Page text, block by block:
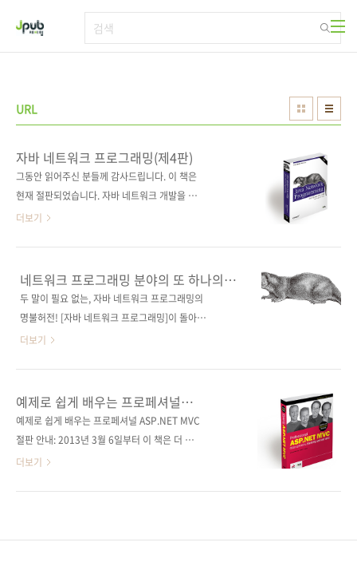
URL
자바 네트워크 프로그래밍(제4판)
그동안 읽어주신 분들께 감사드립니다. 이 책은
현재 절판되었습니다. 자바 네트워크 개발을 하
고 있다면 반드시 봐야 할 서적! 메소드와 클래스
최신 버전으로 돌아왔다! 출판사 제이펍 원출판
사 O'Reilly Media 원서명 Java Network
Programming(4th edition)(ISBN:
드 옮긴이 강성용 출판일 2014년 10월 22일 페
이지 608쪽 판 형 46배판 변형(188*245*28)
979-11-85890-07-4 (93000) 키워드 IP /
TCP / UDP / 네트워크 /..
더보기
네트워크 프로그래밍 분야의 또 하나의
필독서!
두 말이 필요 없는, 자바 네트워크 프로그래밍의
명불허전! [자바 네트워크 프로그래밍]이 돌아옵
니다. 2판도 아니고, 3판도 아니고, 4판입니다!
2005년이었으니 근 10여 년 만에 개정판이 출
간이 되네요. 그 사이 자바가 6에서 8로 이어졌
고, 모바일이 대세가 되었습니다. Java.net과 지
번 4판에서는 새롭게 언급되는 클래스들과 메소
드에 대해서도 자세히 다루고 있습니다. 이 책에
더보기
예제로 쉽게 배우는 프로페셔널
ASP.NET MVC
예제로 쉽게 배우는 프로페셔널 ASP.NET MVC
절판 안내: 2013년 3월 6일부터 이 책은 더 이상
판매되지 않습니다 출판사 제이펍 원출판사
더보기